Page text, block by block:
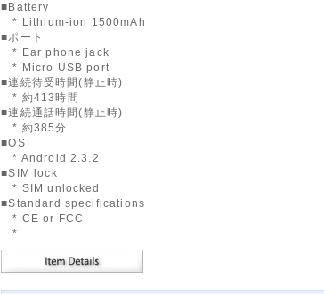
■Battery
* Lithium-ion 1500mAh
■ポート
* Ear phone jack
* Micro USB port
■連続待受時間(静止時)
* 約413時間
■連続通話時間(静止時)
* 約385分
■OS
* Android 2.3.2
■SIM lock
* SIM unlocked
■Standard specifications
* CE or FCC
*